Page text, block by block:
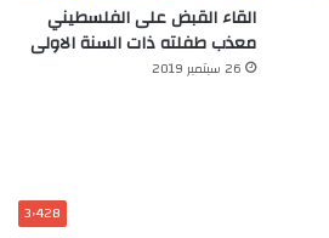
القاء القبض على الفلسطيني
معذب طفلته ذات السنة الاولى
26 سبتمبر 2019
3٬428